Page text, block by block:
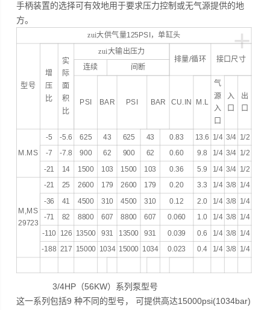
手柄装置的选择可有效地用于要求压力控制或无气源提供的地
方。
+
zui大供气量125PSI ，单缸头
型号
增
压
比
实
际
面
积
比
zui大输出压力
排量/循环 接口尺寸
连续 间断
PSI BAR PSI BAR CU.IN M.L
气
源
入
入
口
出
口
M.MS
-5 -5.6 625 43 625 43 0.83 13.6 1/4 3/4 1/2
-7
-7.8 900 62 900 62 0.60 9.8 1/4 3/4 1/2
-21 14 1500 103 1500 103 0.36 5.9 1/4 3/4 1/2
M,MS
29723
-21 25 2600 179 2600 179 0.20 3.3 1/4 3/8 1/4
-36 41 4500 310 4500 310 0.12 2.0 1/4 3/8 1/4
-71 82 8800 607 8800 607 0.060 1.0 1/4 3/8 1/4
-110 126 13500 931 13500 931 0.039 0.6 1/4 3/8
1/4
-188 217 15000 1034 15000 1034 0.023 0.4 1/4 3/8 1/4
3/4HP（56KW）系列泵型号
这一系列包括9 种不同的型号， 可提供高达15000psi(1034bar)